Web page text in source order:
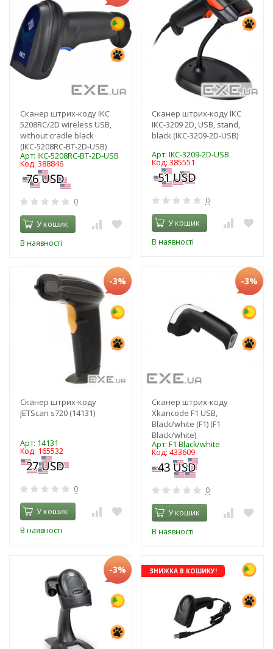
Сканер штрих-коду ІКС
5208RC/2D wireless USB,
without cradle black
(ІКС-5208RC-BT-2D-USB)
Арт: ІКС-5208RC-BT-2D-USB
Код: 388846
0
У кошик
В наявності
Сканер штрих-коду ІКС
ІКС-3209 2D, USB, stand,
black (ІКС-3209-2D-USB)
Арт: ІКС-3209-2D-USB
Код: 385551
0
У кошик
В наявності
-3%
Сканер штрих-коду
JETScan s720 (14131)
Арт: 14131
Код: 165532
0
У кошик
В наявності
-3%
Сканер штрих-коду
Xkancode F1 USB,
Black/white (F1) (F1
Black/white)
Арт: F1 Black/white
Код: 433609
0
У кошик
В наявності
-3% ЗНИЖКА В КОШИКУ!